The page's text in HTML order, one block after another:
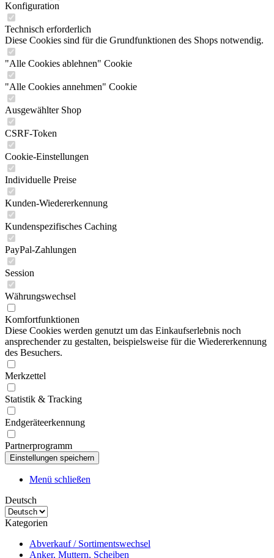
Konfiguration
Technisch erforderlich
Diese Cookies sind für die Grundfunktionen des Shops notwendig.
"Alle Cookies ablehnen" Cookie
"Alle Cookies annehmen" Cookie
Ausgewählter Shop
CSRF-Token
Cookie-Einstellungen
Individuelle Preise
Kunden-Wiedererkennung
Kundenspezifisches Caching
PayPal-Zahlungen
Session
Währungswechsel
Komfortfunktionen
Diese Cookies werden genutzt um das Einkaufserlebnis noch
ansprechender zu gestalten, beispielsweise für die Wiedererkennung
des Besuchers.
Merkzettel
Statistik & Tracking
Endgeräteerkennung
Partnerprogramm
Menü schließen
Deutsch
Kategorien
Abverkauf / Sortimentswechsel
Anker, Muttern, Scheiben